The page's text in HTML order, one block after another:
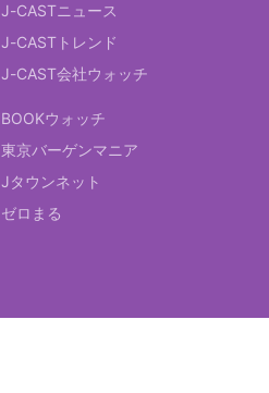
J-CASTニュース
J-CASTトレンド
J-CAST会社ウォッチ
BOOKウォッチ
東京バーゲンマニア
Jタウンネット
ゼロまる